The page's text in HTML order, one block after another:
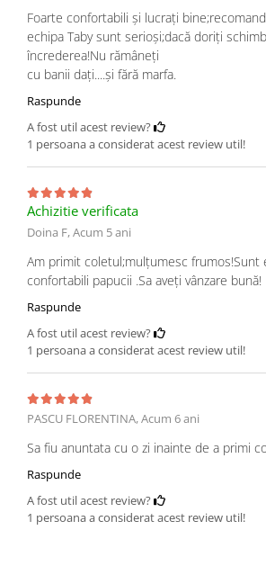
Foarte confortabili și lucrați
echipa Taby sunt serioși;dacă doriți
încrederea!Nu rămâneți
cu banii dați....și fără marfa.
Raspunde
A fost util acest review?
1 persoana a considerat acest review util!
Achizitie verificata
Doina F,Acum 5 ani
Am primit coletul;mulțumesc frumos!Sunt
confortabili papucii .Sa aveți vânzare bună!
Raspunde
A fost util acest review?
1 persoana a considerat acest review util!
PASCU FLORENTINA,Acum 6 ani
Sa fiu anuntata cu o zi inainte de a primi
Raspunde
A fost util acest review?
1 persoana a considerat acest review util!